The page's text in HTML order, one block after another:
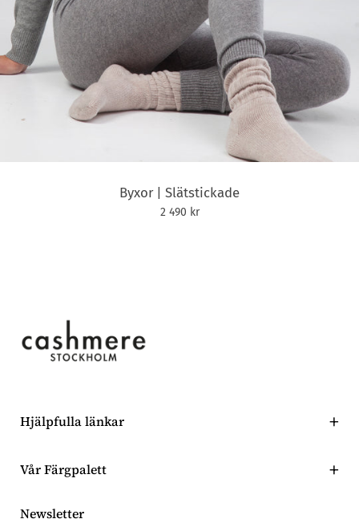
Byxor | Slätstickade
2 490 kr
Hjälpfulla länkar
Alla produkter
Vår Färgpalett
Newsletter